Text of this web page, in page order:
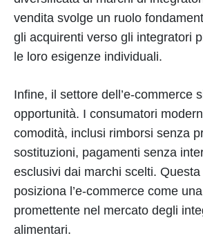
vendita svolge un ruolo
gli acquirenti verso gli integratori
le loro esigenze individuali.
Infine, il settore dell’e-commerce
opportunità. I consumatori
comodità, inclusi rimborsi senza
sostituzioni, pagamenti senza
esclusivi dai marchi scelti.
posiziona l’e-commerce come
promettente nel mercato degli
alimentari.